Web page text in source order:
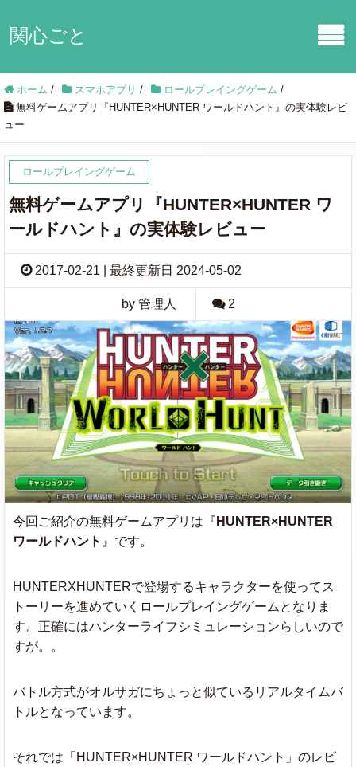
関心ごと
ホーム / スマホアプリ / ロールプレイングゲーム /
無料ゲームアプリ『HUNTER×HUNTER ワールドハント』の実体験レビ
ュー
ロールプレイングゲーム
無料ゲームアプリ『HUNTER×HUNTER ワ
ールドハント』の実体験レビュー
2017-02-21 | 最終更新日 2024-05-02
by 管理人 2
今回ご紹介の無料ゲームアプリは『 HUNTER×HUNTER
ワールドハント 』です。
HUNTERXHUNTERで登場するキャラクターを使ってス
トーリーを進めていくロールプレイングゲームとなりま
す。正確にはハンターライフシミュレーションらしいので
すが。。
バトル方式がオルサガにちょっと似ているリアルタイムバ
トルとなっています。
それでは「HUNTER×HUNTER ワールドハント」のレビ